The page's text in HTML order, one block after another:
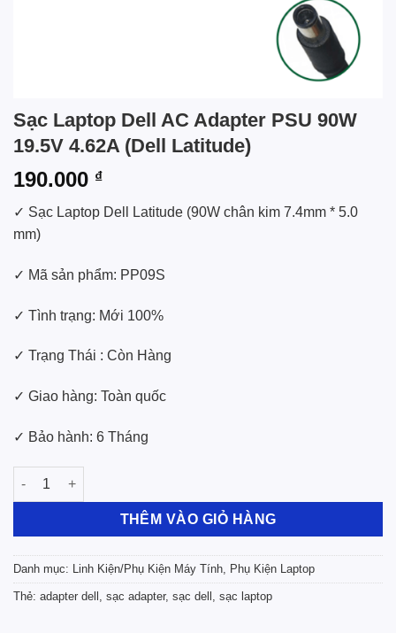
Sạc Laptop Dell AC Adapter PSU 90W
19.5V 4.62A (Dell Latitude)
190.000 ₫
✓ Sạc Laptop Dell Latitude (90W chân kim 7.4mm * 5.0
mm)
✓ Mã sản phẩm: PP09S
✓ Tình trạng: Mới 100%
✓ Trạng Thái : Còn Hàng
✓ Giao hàng: Toàn quốc
✓ Bảo hành: 6 Tháng
Sạc Laptop Dell AC Adapter PSU 90W 19.5V 4.62A (Dell
THÊM VÀO GIỎ HÀNG
Danh mục: Linh Kiện/Phụ Kiện Máy Tính Phụ Kiện Laptop
Thẻ: adapter dell sạc adapter, sạc dell sạc laptop